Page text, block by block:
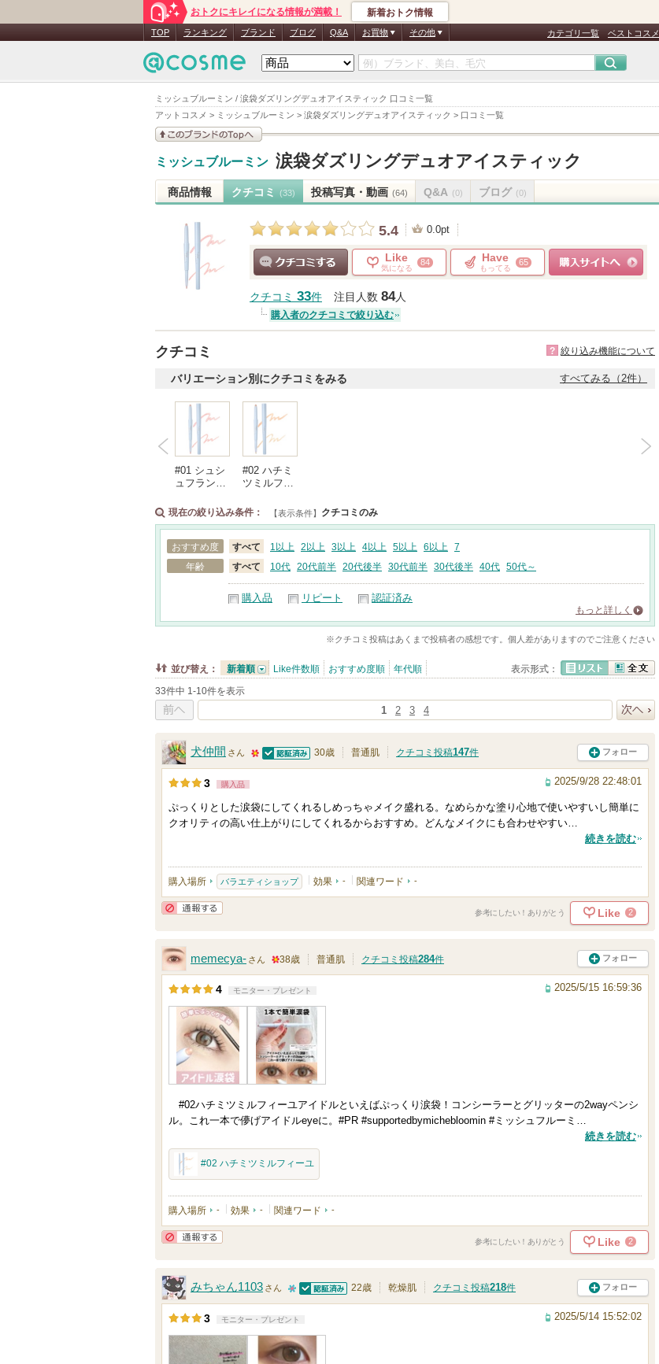
ミッシュブルーミン / 涙袋ダズリングデュオアイスティック 口コミ一覧
アットコスメ > ミッシュブルーミン > 涙袋ダズリングデュオアイスティック > 口コミ一覧
おトクにキレイになる情報が満載！ 新着おトク情報
TOP ランキング ブランド ブログ Q&A お買物 その他 カテゴリ一覧 ベストコスメ
ミッシュブルーミン 涙袋ダズリングデュオアイスティック
商品情報 クチコミ (33) 投稿写真・動画 (64) Q&A (0) ブログ (0)
5.4 0.0pt
Like
気になる
84 Have
もってる
65
クチコミ 33件 注目人数 84人
購入者のクチコミで絞り込む
クチコミ ? 絞り込み機能について
バリエーション別にクチコミをみる すべてみる（2件）
#01 シュシ
ュフラン…
#02 ハチミ
ツミルフ…
現在の絞り込み条件： 【表示条件】 クチコミのみ
おすすめ度 すべて 1以上 2以上 3以上 4以上 5以上 6以上
7
年齢
すべて 10代 20代前半 20代後半 30代前半 30代後半 40代 50代～
購入品 リピート 認証済み
もっと詳しく
※クチコミ投稿はあくまで投稿者の感想です。個人差がありますのでご注意ください
並び替え： 新着順 Like件数順 おすすめ度順 年代順 表示形式：
33件中 1-10件を表示
1 2 3 4
犬仲間 さん
5
人
以
の
メ
お
に
入
り
録
い
30歳 普通肌 クチコミ投稿147件 フォロー
3 購入品 2025/9/28 22:48:01
ぷっくりとした涙袋にしてくれるしめっちゃメイク盛れる。なめらかな塗り心地で使いやすいし簡単に
クオリティの高い仕上がりにしてくれるからおすすめ。どんなメイクにも合わせやすい…
続きを読む
購入場所 バラエティショップ 効果 - 関連ワード -
参考にしたい！ありがとう Like 2
memecya- さん
5
0
人
以
上
の
ン
ー
に
お
気
登
録
さ
38歳 普通肌 クチコミ投稿284件 フォロー
4 モニター・プレゼント 2025/5/15 16:59:36
#02ハチミツミルフィーユアイドルといえばぷっくり涙袋！コンシーラーとグリッターの2wayペンシ
ル。これ一本で儚げアイドルeyeに。#PR #supportedbymichebloomin #ミッシュフルーミ…
続きを読む
#02 ハチミツミルフィーユ
購入場所 - 効果 - 関連ワード -
参考にしたい！ありがとう Like 2
みちゃん1103 さん
1
0
人
22歳 乾燥肌 クチコミ投稿218件 フォロー
3 モニター・プレゼント 2025/5/14 15:52:02